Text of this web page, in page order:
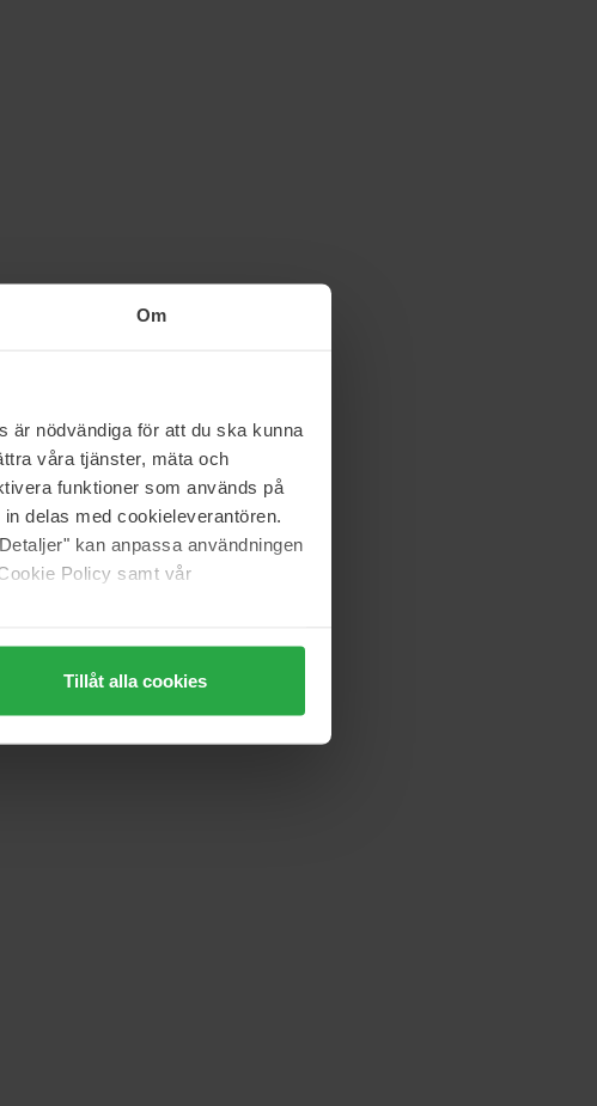
Om
är nödvändiga för att du ska kunna
våra tjänster, mäta och
funktioner som används på
delas med cookieleverantören.
kan anpassa användningen
Policy samt vår
Tillåt alla cookies